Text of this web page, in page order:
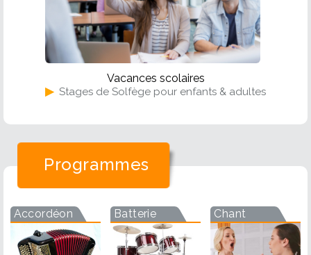
Vacances scolaires
▶ Stages de Solfège pour enfants & adultes
Programmes
Accordéon Batterie Chant